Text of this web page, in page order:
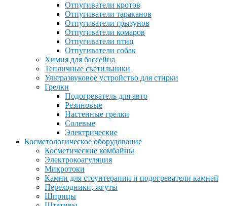
Отпугиватели кротов
Отпугиватели тараканов
Отпугиватели грызунов
Отпугиватели комаров
Отпугиватели птиц
Отпугиватели собак
Химия для бассейна
Тепличные светильники
Ультразвуковое устройство для стирки
Грелки
Подогреватель для авто
Резиновые
Настенные грелки
Солевые
Электрические
Косметологическое оборудование
Косметические комбайны
Электрокоагуляция
Микротоки
Камни для стоунтерапии и подогреватели камней
Переходники, жгуты
Шприцы